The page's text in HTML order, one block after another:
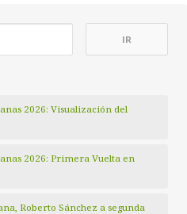
2026: Visualización del
2026: Primera Vuelta en
Roberto Sánchez a segunda